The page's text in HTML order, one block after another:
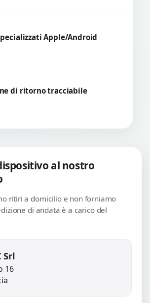
Apple/Android
di ritorno tracciabile
al nostro
ritiri a domicilio e non forniamo
di andata è a carico del
Srl
16